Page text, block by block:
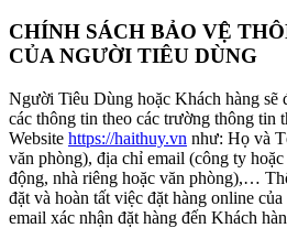
CHÍNH SÁCH BẢO VỆ
CỦA NGƯỜI TIÊU DÙNG
Người Tiêu Dùng hoặc Khách hàng sẽ
các thông tin theo các trường thông tin
Website https://haithuy.vn như: Họ và
văn phòng), địa chỉ email (công ty
động, nhà riêng hoặc văn phòng),…
đặt và hoàn tất việc đặt hàng online
email xác nhận đặt hàng đến Khách